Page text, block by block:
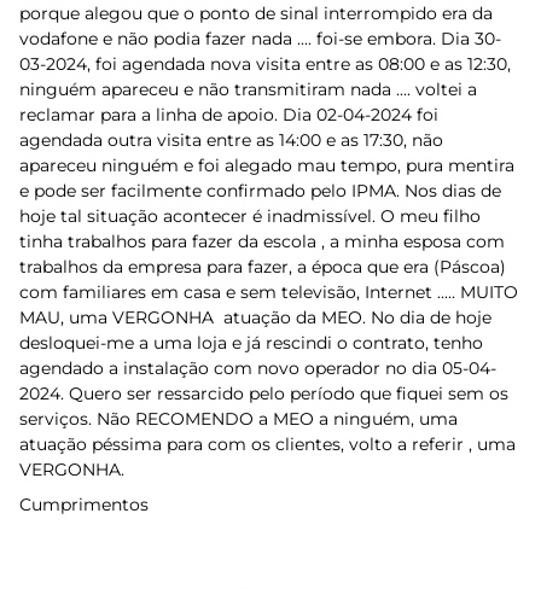
porque alegou que o ponto de sinal interrompido era da
vodafone e não podia fazer nada .... foi-se embora. Dia 30-
03-2024, foi agendada nova visita entre as 08:00 e as 12:30,
ninguém apareceu e não transmitiram nada .... voltei a
reclamar para a linha de apoio. Dia 02-04-2024 foi
agendada outra visita entre as 14:00 e as 17:30, não
apareceu ninguém e foi alegado mau tempo, pura mentira
e pode ser facilmente confirmado pelo IPMA. Nos dias de
hoje tal situação acontecer é inadmissível. O meu filho
tinha trabalhos para fazer da escola , a minha esposa com
trabalhos da empresa para fazer, a época que era (Páscoa)
com familiares em casa e sem televisão, Internet ..... MUITO
MAU, uma VERGONHA atuação da MEO. No dia de hoje
desloquei-me a uma loja e já rescindi o contrato, tenho
agendado a instalação com novo operador no dia 05-04-
2024. Quero ser ressarcido pelo período que fiquei sem os
serviços. Não RECOMENDO a MEO a ninguém, uma
atuação péssima para com os clientes, volto a referir , uma
VERGONHA.
Cumprimentos